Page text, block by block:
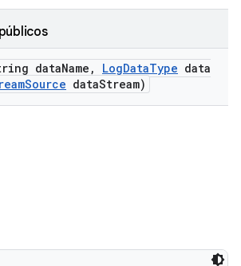
dataName , LogDataType data
Source dataStream)